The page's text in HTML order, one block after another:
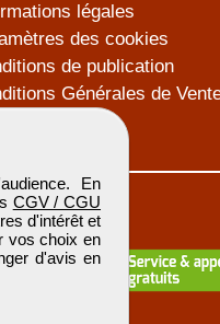
En
CGV / CGU
d'intérêt et
vos choix en
d'avis en
légales
des cookies
de publication
Générales de